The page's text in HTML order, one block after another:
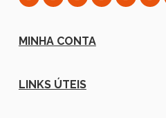
MINHA CONTA
LINKS ÚTEIS